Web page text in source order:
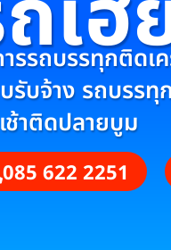
รรถบรรทุกติดเ
รับจ้าง รถบรรทุ
ช้าติดปลายบูม
085 622 2251